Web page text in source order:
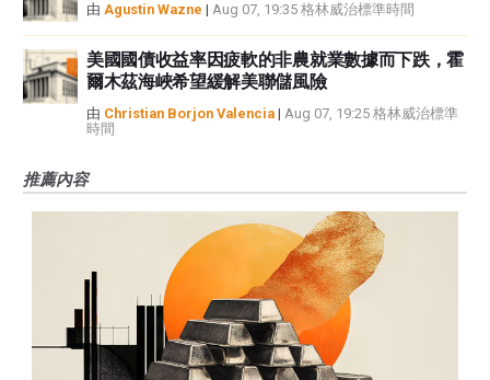
由 Agustin Wazne | Aug 07, 19:35 格林威治標準時間
美國國債收益率因疲軟的非農就業數據而下跌，霍
爾木茲海峽希望緩解美聯儲風險
由 Christian Borjon Valencia | Aug 07, 19:25 格林威治標準
時間
推薦內容